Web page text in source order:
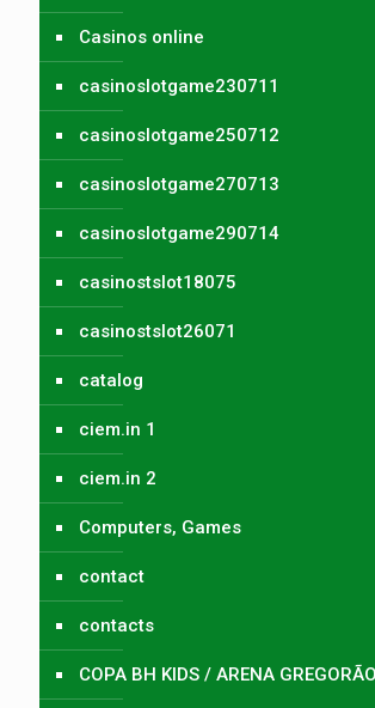
Casinos online
casinoslotgame230711
casinoslotgame250712
casinoslotgame270713
casinoslotgame290714
casinostslot18075
casinostslot26071
catalog
ciem.in 1
ciem.in 2
Computers, Games
contact
contacts
COPA BH KIDS / ARENA GREGORÃO